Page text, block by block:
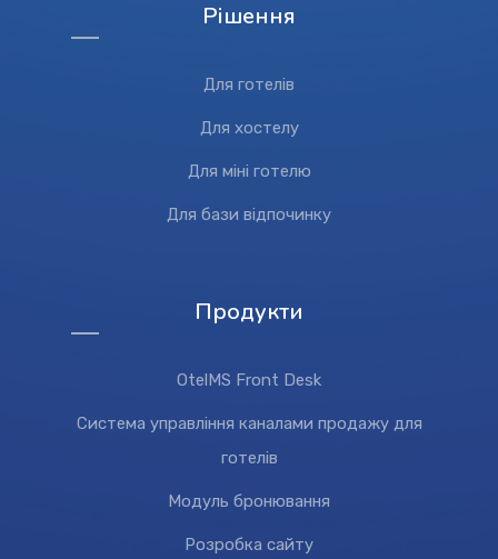
Рішення
Для готелів
Для хостелу
Для міні готелю
Для бази відпочинку
Продукти
OtelMS Front Desk
Система управління каналами продажу для
готелів
Модуль бронювання
Розробка сайту